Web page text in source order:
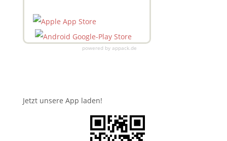
powered by appack.de
Jetzt unsere App laden!